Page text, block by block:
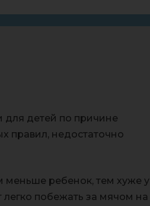
для детей по причине
правил, недостаточно
ребенок, тем хуже у
легко побежать за мячом на